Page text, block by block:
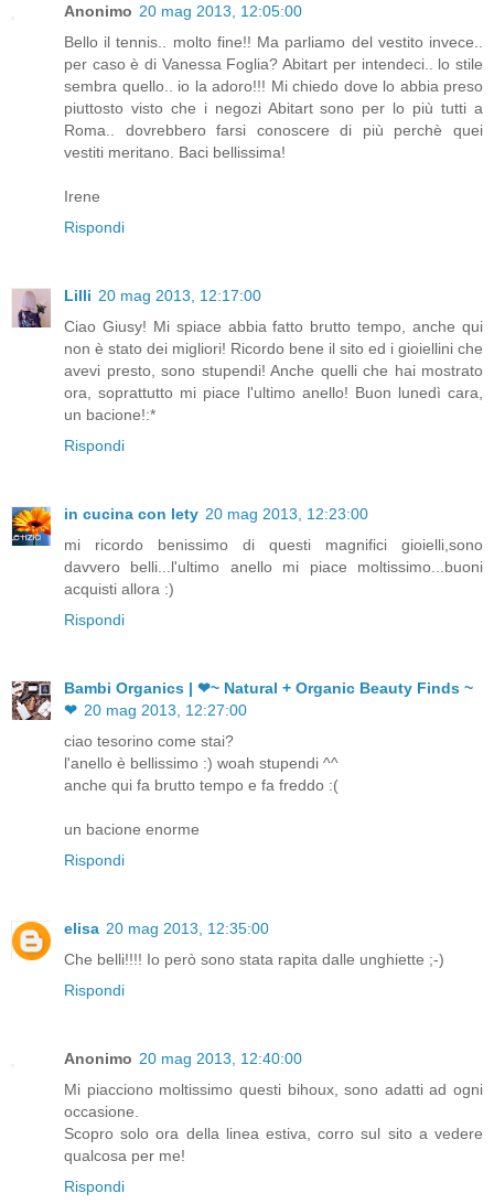
Anonimo 20 mag 2013, 12:05:00
Bello il tennis.. molto fine!! Ma parliamo del vestito invece..
per caso è di Vanessa Foglia? Abitart per intendeci.. lo stile
sembra quello.. io la adoro!!! Mi chiedo dove lo abbia preso
piuttosto visto che i negozi Abitart sono per lo più tutti a
Roma.. dovrebbero farsi conoscere di più perchè quei
vestiti meritano. Baci bellissima!
Irene
Rispondi
Lilli 20 mag 2013, 12:17:00
Ciao Giusy! Mi spiace abbia fatto brutto tempo, anche qui
non è stato dei migliori! Ricordo bene il sito ed i gioiellini che
avevi presto, sono stupendi! Anche quelli che hai mostrato
ora, soprattutto mi piace l'ultimo anello! Buon lunedì cara,
un bacione!:*
Rispondi
in cucina con lety 20 mag 2013, 12:23:00
mi ricordo benissimo di questi magnifici gioielli,sono
davvero belli...l'ultimo anello mi piace moltissimo...buoni
acquisti allora :)
Rispondi
Bambi Organics | ❤~ Natural + Organic Beauty Finds ~
❤ 20 mag 2013, 12:27:00
ciao tesorino come stai?
l'anello è bellissimo :) woah stupendi ^^
anche qui fa brutto tempo e fa freddo :(
un bacione enorme
Rispondi
elisa 20 mag 2013, 12:35:00
Che belli!!!! Io però sono stata rapita dalle unghiette ;-)
Rispondi
Anonimo 20 mag 2013, 12:40:00
Mi piacciono moltissimo questi bihoux, sono adatti ad ogni
occasione.
Scopro solo ora della linea estiva, corro sul sito a vedere
qualcosa per me!
Rispondi